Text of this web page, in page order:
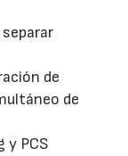
de
de
y PCS